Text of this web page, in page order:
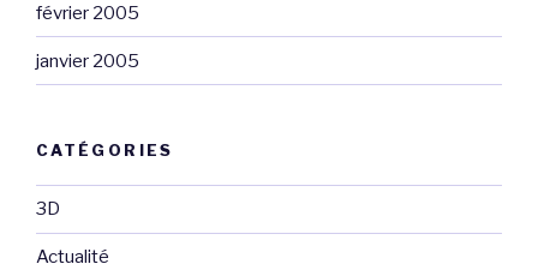
février 2005
janvier 2005
CATÉGORIES
3D
Actualité